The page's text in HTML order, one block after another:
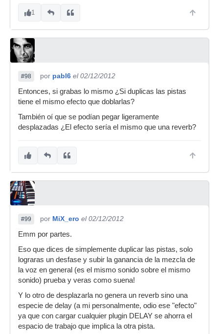
1
#98 por pabl6 el 02/12/2012
Entonces, si grabas lo mismo ¿Si duplicas las pistas
tiene el mismo efecto que doblarlas?
También oí que se podían pegar ligeramente
desplazadas ¿El efecto sería el mismo que una reverb?
#99 por MiX_ero el 02/12/2012
Emm por partes.
Eso que dices de simplemente duplicar las pistas, solo
lograras un desfase y subir la ganancia de la mezcla de
la voz en general (es el mismo sonido sobre el mismo
sonido) prueba y veras como suena!
Y lo otro de desplazarla no genera un reverb sino una
especie de delay (a mi personalmente, odio ese "efecto"
ya que con cargar cualquier plugin DELAY se ahorra el
espacio de trabajo que implica la otra pista.